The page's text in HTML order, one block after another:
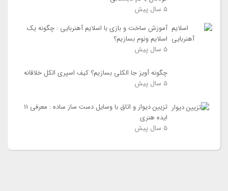
5 سال
پیش
آموزش ساخت و بازی با اسلایم آهنربایی : چگونه یک
اسلایم ونوم بسازیم؟
5 سال
پیش
چگونه آویز جا الکلی بسازیم؟ کیف اسپری الکل خلاقانه
5 سال
پیش
تزیین دیوار و اتاق با وسایل دست ساز ساده : معرفی 11
ایده هنری
5 سال
پیش